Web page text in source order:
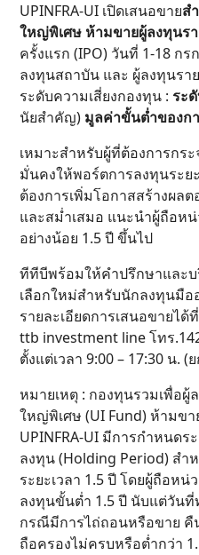
UPINFRA-UI เปิดเสนอขายส
ใหญ่พิเศษ ห้ามขายผู้ลงทุนร
ครั้งแรก (IPO) วันที่ 1-18 ก
ลงทุนสถาบัน และ ผู้ลงทุนรา
ระดับความเสี่ยงกองทุน : ระ
นัยสำคัญ) มูลค่าขั้นต่ำของก
เหมาะสำหรับผู้ที่ต้องการกร
มั่นคงให้พอร์ตการลงทุนระย
ต้องการเพิ่มโอกาสสร้างผล
และสม่ำเสมอ แนะนำผู้ถือห
อย่างน้อย 1.5 ปี ขึ้นไป
ทีทีบีพร้อมให้คำปรึกษาและบ
เลือกใหม่สำหรับนักลงทุนมื
รายละเอียดการเสนอขายไ
ttb investment line โทร
ตั้งแต่เวลา 9:00 – 17:30 น.
หมายเหตุ : กองทุนรวมเพื่อ
ใหญ่พิเศษ (UI Fund) ห้ามข
UPINFRA-UI มีการกำหนดร
ลงทุน (Holding Period) สำ
ระยะเวลา 1.5 ปี โดยผู้ถือห
ลงทุนขั้นต่ำ 1.5 ปี นับแต่วัน
กรณีมีการไถ่ถอนหรือขาย คื
ถือครองไม่ครบหรือต่ำกว่า